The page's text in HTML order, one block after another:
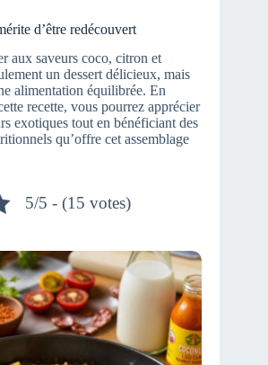
d’être redécouvert
aux saveurs coco, citron et
un dessert délicieux, mais
alimentation équilibrée. En
recette, vous pourrez apprécier
exotiques tout en bénéficiant des
qu’offre cet assemblage
5/5 - (15 votes)